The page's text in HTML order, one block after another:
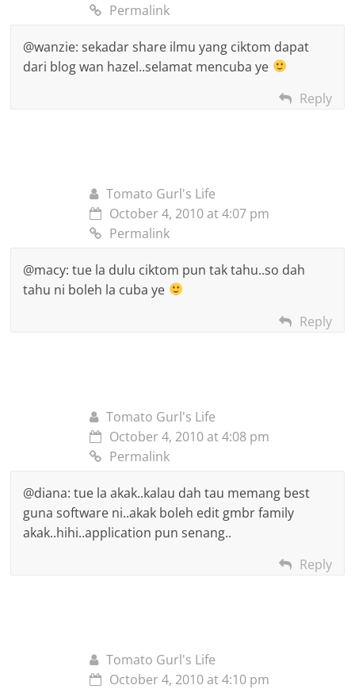
Permalink
@wanzie: sekadar share ilmu yang ciktom dapat
dari blog wan hazel..selamat mencuba ye
Reply
Tomato Gurl's Life
October 4, 2010 at 4:07 pm
Permalink
@macy: tue la dulu ciktom pun tak tahu..so dah
tahu ni boleh la cuba ye
Reply
Tomato Gurl's Life
October 4, 2010 at 4:08 pm
Permalink
@diana: tue la akak..kalau dah tau memang best
guna software ni..akak boleh edit gmbr family
akak..hihi..application pun senang..
Reply
Tomato Gurl's Life
October 4, 2010 at 4:10 pm